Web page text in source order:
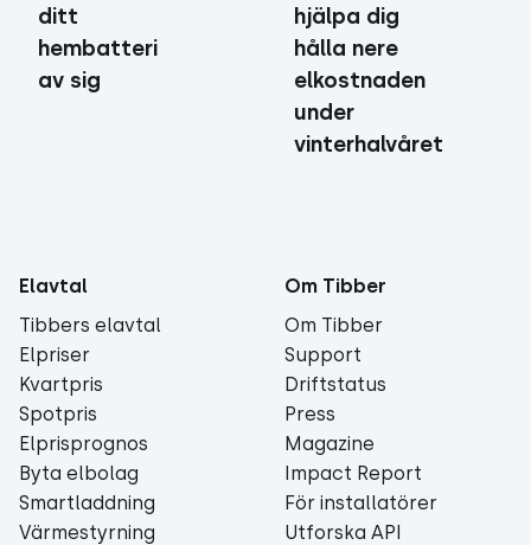
ditt
hembatteri
av sig
hjälpa dig
hålla nere
elkostnaden
under
vinterhalvåret
Elavtal
Tibbers elavtal
Elpriser
Kvartpris
Spotpris
Elprisprognos
Byta elbolag
Smartladdning
Värmestyrning
Om Tibber
Om Tibber
Support
Driftstatus
Press
Magazine
Impact Report
För installatörer
Utforska API